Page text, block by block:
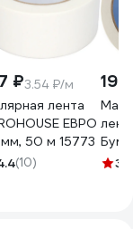
₽3.54 ₽/м
лента
ЕВРО
50 м 15773
(10) 3.9